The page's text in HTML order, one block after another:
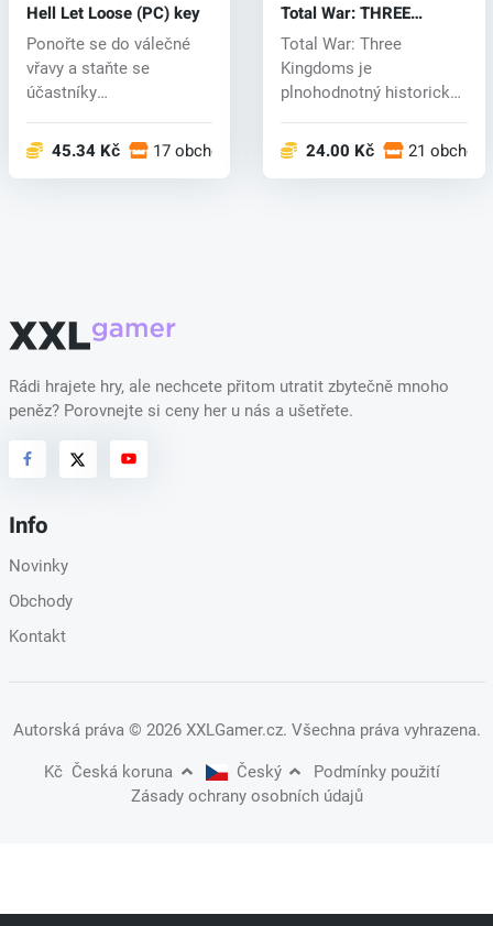
Hell Let Loose (PC) key
Ponořte se do válečné
vřavy a staňte se
účastníky
konfli...
45.34 Kč 17 obchodech
Total War: THREE
KINGDOMS (PC) CD key
Total War: Three
Kingdoms je
plnohodnotný historický
24.00 Kč 21
Rádi hrajete hry, ale nechcete přitom utratit zbytečně mnoho
peněz? Porovnejte si ceny her u nás a ušetřete.
Info
Novinky
Obchody
Kontakt
Autorská práva © 2026 XXLGamer.cz. Všechna práva vyhrazena.
Kč Česká koruna Český
Podmínky použití
Zásady ochrany osobních údajů